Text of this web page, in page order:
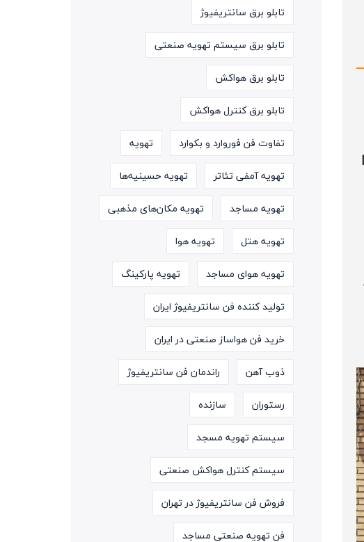
تابلو برق سانتریفیوژ
تابلو برق سیستم تهویه صنعتی
تابلو برق هواکش
تابلو برق کنترل هواکش
تفاوت فن فوروارد و بکوارد
تهویه
تهویه آمفی تئاتر
تهویه حسینیه‌ها
تهویه مساجد
تهویه مکان‌های مذهبی
تهویه هتل
تهویه هوا
تهویه هوای مساجد
تهویه پارکینگ
تولید کننده فن سانتریفیوژ ایران
خرید فن هواساز صنعتی در ایران
ذوب آهن
راندمان فن سانتریفیوژ
رستوران
سازنده
سیستم تهویه مسجد
سیستم کنترل هواکش صنعتی
فروش فن سانتریفیوژ در تهران
فن تهویه صنعتی مساجد